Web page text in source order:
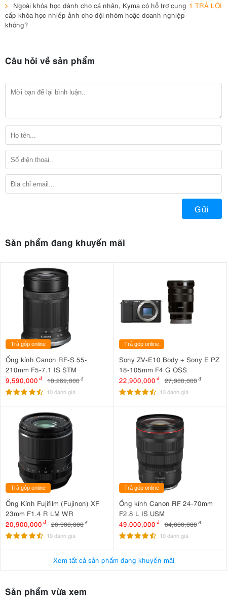
Ngoài khóa học dành cho cá nhân, Kyma có hỗ trợ cung
cấp khóa học nhiếp ảnh cho đội nhóm hoặc doanh nghiệp
không?
1 TRẢ LỜI
Câu hỏi về sản phẩm
Gửi
Sản phẩm đang khuyến mãi
Trả góp online
Ống kính Canon RF-S 55-
210mm F5-7.1 IS STM
9,590,000 đ 10,269,000đ
10 đánh giá
Trả góp online
Sony ZV-E10 Body + Sony E PZ
18-105mm F4 G OSS
22,900,000 đ 27,980,000 đ
13 đánh giá
Trả góp online
Ống Kính Fujifilm (Fujinon) XF
23mm F1.4 R LM WR
20,900,000 đ 26,900,000đ
19 đánh giá
Trả góp online
Ống kính Canon RF 24-70mm
F2.8 L IS USM
49,000,000 đ 64,680,000 đ
10 đánh giá
Xem tất cả sản phẩm đang khuyến mãi
Sản phẩm vừa xem